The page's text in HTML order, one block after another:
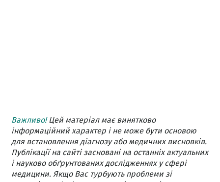
Важливо!Цей матеріал має винятково
інформаційний характер і не може бути основою
для встановлення діагнозу або медичних висновків.
Публікації на сайті засновані на останніх актуальних
і науково обґрунтованих дослідженнях у сфері
медицини. Якщо Вас турбують проблеми зі